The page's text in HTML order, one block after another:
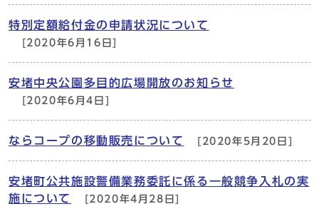
特別定額給付金の申請状況について
[2020年6月16日]
安堵中央公園多目的広場開放のお知らせ
[2020年6月4日]
ならコープの移動販売について [2020年5月20日]
安堵町公共施設警備業務委託に係る一般競争入札の実
施について
[2020年4月28日]